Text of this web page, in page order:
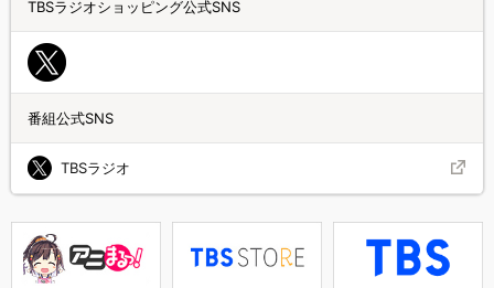
TBSラジオショッピング公式SNS
番組公式SNS
TBSラジオ